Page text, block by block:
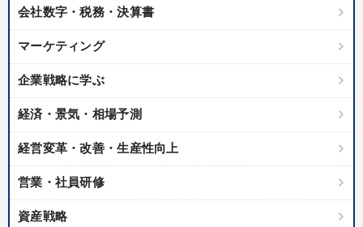
会社数字・税務・決算書
マーケティング
企業戦略に学ぶ
経済・景気・相場予測
経営変革・改善・生産性向上
営業・社員研修
資産戦略